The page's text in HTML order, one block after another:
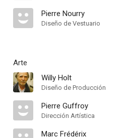
Pierre Nourry
Diseño de Vestuario
Arte
Willy Holt
Diseño de Producción
Pierre Guffroy
Dirección Artística
Marc Frédérix